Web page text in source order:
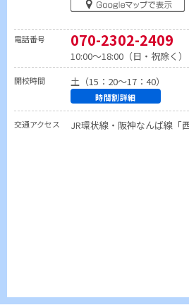
電話番号 070-2302-2409
10:00～18:00（日・祝除く）
開校時間 土（15：20～17：40）
時間割詳細
交通アクセス JR環状線・阪神なんば線「